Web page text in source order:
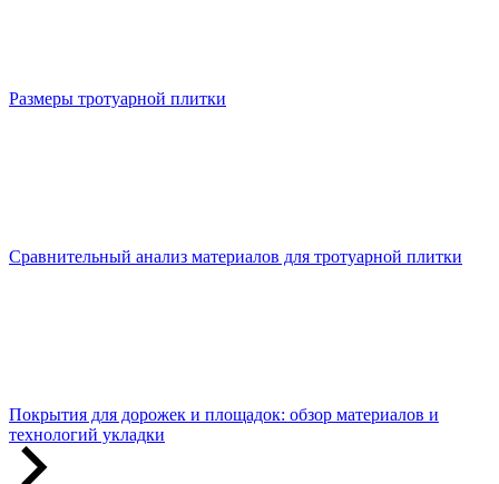
Размеры тротуарной плитки
Сравнительный анализ материалов для тротуарной плитки
Покрытия для дорожек и площадок: обзор материалов и
технологий укладки